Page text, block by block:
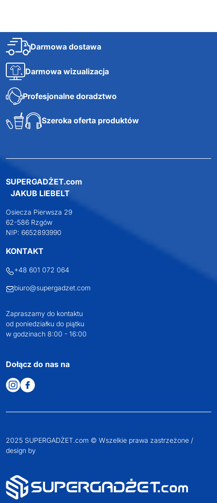
Darmowa dostawa
Darmowa wizualizacja
Profesjonalne doradztwo
Szeroka oferta produktów
SUPERGADŻET.com
JAKUB LIEBELT
Osiecza Pierwsza 29
62-586 Rzgów
NIP: 6652893990
KONTAKT
+48 601 072 064
biuro@supergadzet.com
Zapraszamy do kontaktu
od poniedziałku do piątku
w godzinach 8:00 - 16:00
Dołącz do nas na
2025 SUPERGADŻET.com © Wszelkie prawa zastrzeżone /
design by